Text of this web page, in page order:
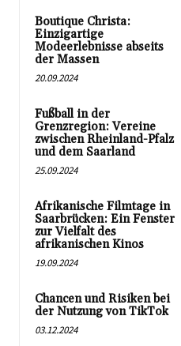
Boutique Christa:
Einzigartige
Modeerlebnisse abseits
der Massen
20.09.2024
Fußball in der
Grenzregion: Vereine
zwischen Rheinland-Pfalz
und dem Saarland
25.09.2024
Afrikanische Filmtage in
Saarbrücken: Ein Fenster
zur Vielfalt des
afrikanischen Kinos
19.09.2024
Chancen und Risiken bei
der Nutzung von TikTok
03.12.2024